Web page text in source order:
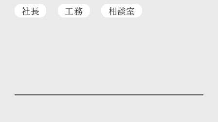
社長 工務 相談室